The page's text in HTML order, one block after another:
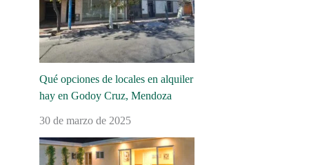
Qué opciones de locales en alquiler
hay en Godoy Cruz, Mendoza
30 de marzo de 2025